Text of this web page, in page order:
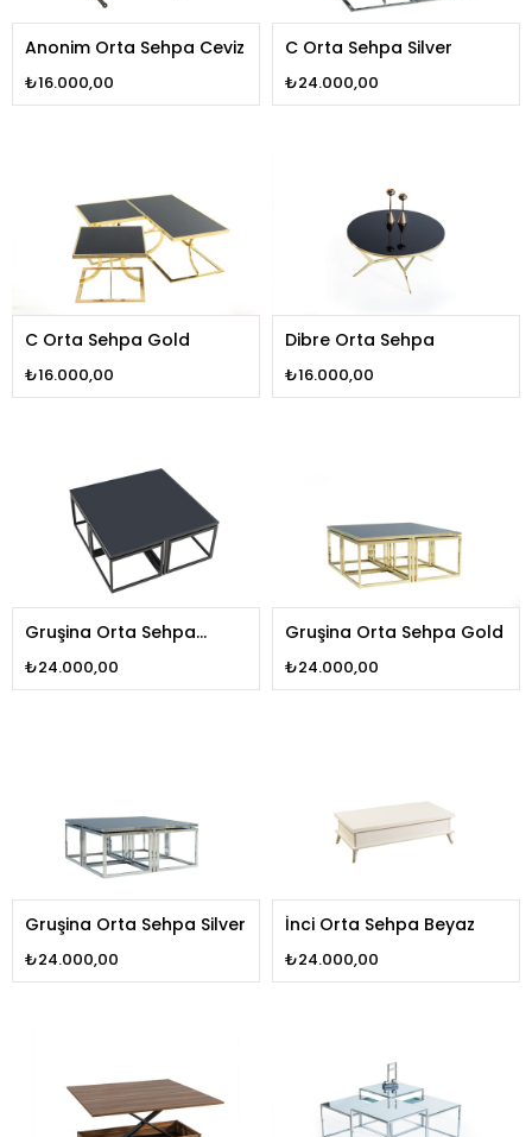
Anonim Orta Sehpa Ceviz
₺16.000,00
C Orta Sehpa Silver
₺24.000,00
C Orta Sehpa Gold
₺16.000,00
Dibre Orta Sehpa
₺16.000,00
Gruşina Orta Sehpa
Black
₺24.000,00
Gruşina Orta Sehpa Gold
₺24.000,00
Gruşina Orta Sehpa Silver
₺24.000,00
İnci Orta Sehpa Beyaz
₺24.000,00